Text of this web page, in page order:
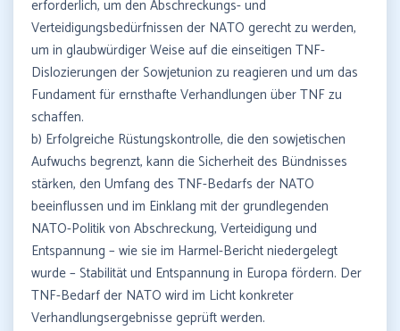
erforderlich, um den Abschreckungs- und
Verteidigungsbedürfnissen der NATO gerecht zu werden,
um in glaubwürdiger Weise auf die einseitigen TNF-
Dislozierungen der Sowjetunion zu reagieren und um das
Fundament für ernsthafte Verhandlungen über TNF zu
schaffen.
b) Erfolgreiche Rüstungskontrolle, die den sowjetischen
Aufwuchs begrenzt, kann die Sicherheit des Bündnisses
stärken, den Umfang des TNF-Bedarfs der NATO
beeinflussen und im Einklang mit der grundlegenden
NATO-Politik von Abschreckung, Verteidigung und
Entspannung – wie sie im Harmel-Bericht niedergelegt
wurde – Stabilität und Entspannung in Europa fördern. Der
TNF-Bedarf der NATO wird im Licht konkreter
Verhandlungsergebnisse geprüft werden.